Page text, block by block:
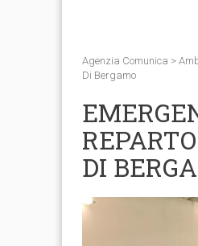
Agenzia Comunica >
Di Bergamo
DI